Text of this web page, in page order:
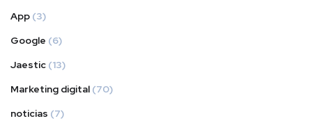
App (3)
Google (6)
Jaestic (13)
Marketing digital (70)
noticias (7)